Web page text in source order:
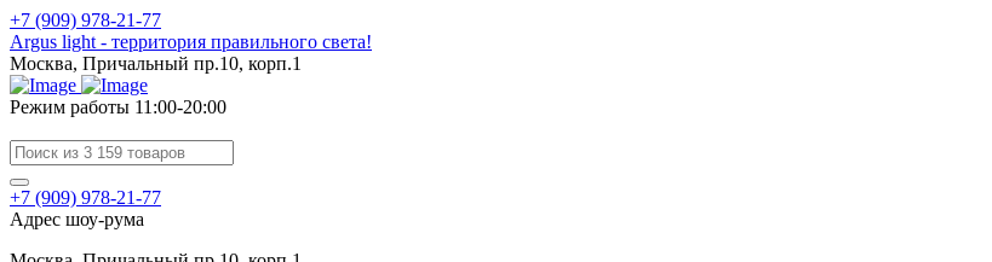
+7 (909) 978-21-77
Argus light - территория правильного света!
Москва, Причальный пр.10, корп.1
Режим работы 11:00-20:00
+7 (909) 978-21-77
Адрес шоу-рума